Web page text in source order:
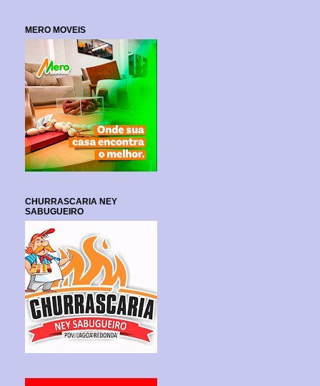
MERO MOVEIS
CHURRASCARIA NEY
SABUGUEIRO